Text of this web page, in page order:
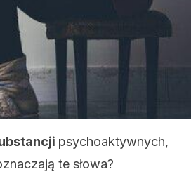
psychoaktywnych,
te słowa?